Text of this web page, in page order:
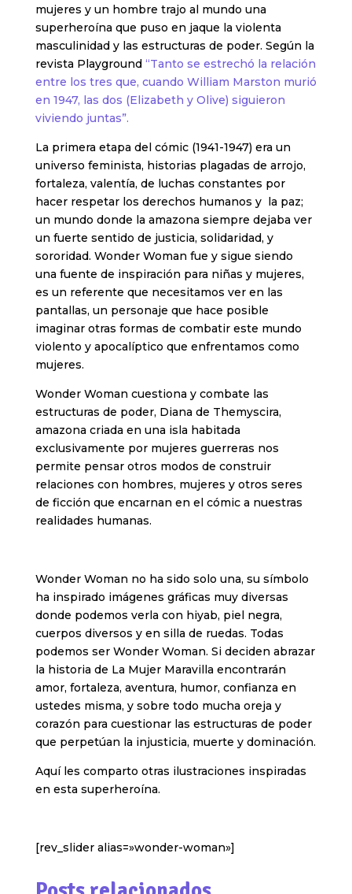
mujeres y un hombre trajo al mundo una
superheroína que puso en jaque la violenta
masculinidad y las estructuras de poder. Según la
revista Playground “Tanto se estrechó la relación
entre los tres que, cuando William Marston murió
en 1947, las dos (Elizabeth y Olive) siguieron
viviendo juntas”.
La primera etapa del cómic (1941-1947) era un
universo feminista, historias plagadas de arrojo,
fortaleza, valentía, de luchas constantes por
hacer respetar los derechos humanos y la paz;
un mundo donde la amazona siempre dejaba ver
un fuerte sentido de justicia, solidaridad, y
sororidad. Wonder Woman fue y sigue siendo
una fuente de inspiración para niñas y mujeres,
es un referente que necesitamos ver en las
pantallas, un personaje que hace posible
imaginar otras formas de combatir este mundo
violento y apocalíptico que enfrentamos como
mujeres.
Wonder Woman cuestiona y combate las
estructuras de poder, Diana de Themyscira,
amazona criada en una isla habitada
exclusivamente por mujeres guerreras nos
permite pensar otros modos de construir
relaciones con hombres, mujeres y otros seres
de ficción que encarnan en el cómic a nuestras
realidades humanas.
Wonder Woman no ha sido solo una, su símbolo
ha inspirado imágenes gráficas muy diversas
donde podemos verla con hiyab, piel negra,
cuerpos diversos y en silla de ruedas. Todas
podemos ser Wonder Woman. Si deciden abrazar
la historia de La Mujer Maravilla encontrarán
amor, fortaleza, aventura, humor, confianza en
ustedes misma, y sobre todo mucha oreja y
corazón para cuestionar las estructuras de poder
que perpetúan la injusticia, muerte y dominación.
Aquí les comparto otras ilustraciones inspiradas
en esta superheroína.
[rev_slider alias=»wonder-woman»]